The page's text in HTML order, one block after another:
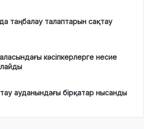
таңбалау талаптарын сақтау
кәсіпкерлерге несие
ауданындағы бірқатар нысанды